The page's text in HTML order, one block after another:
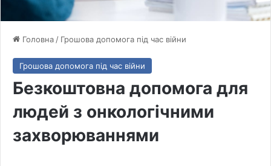
Головна / Грошова допомога під час війни
Грошова допомога під час війни
Безкоштовна допомога для
людей з онкологічними
захворюваннями